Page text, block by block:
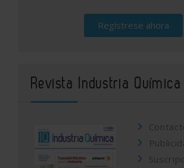
Regístrese ahora
Revista Industria Química